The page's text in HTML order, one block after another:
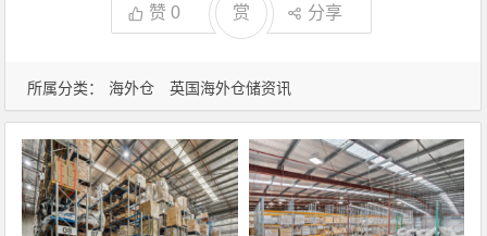
所属分类： 海外仓 英国海外仓储资讯
赞0 赏 分享